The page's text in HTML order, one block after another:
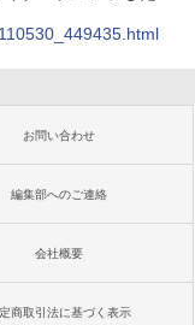
お問い合わせ
編集部へのご連絡
会社概要
商取引法に基づく表示